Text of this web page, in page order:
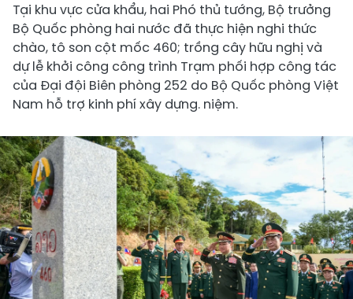
Tại khu vực cửa khẩu, hai Phó thủ tướng, Bộ trưởng
Bộ Quốc phòng hai nước đã thực hiện nghi thức
chào, tô son cột mốc 460; trồng cây hữu nghị và
dự lễ khởi công công trình Trạm phối hợp công tác
của Đại đội Biên phòng 252 do Bộ Quốc phòng Việt
Nam hỗ trợ kinh phí xây dựng. niệm.